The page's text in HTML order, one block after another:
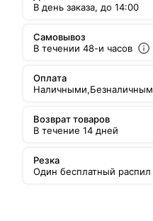
В день заказа, до 14:00
Самовывоз
В течении 48-и часов
Оплата
Наличными,Безналичным
Возврат товаров
В течение 14 дней
Резка
Один бесплатный распил